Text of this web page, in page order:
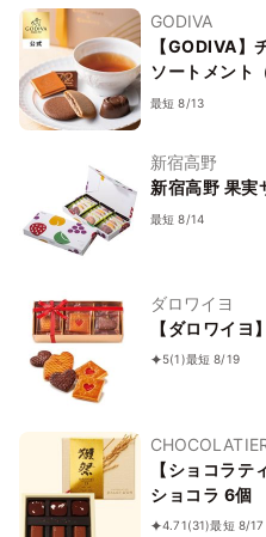
GODIVA
【GODIVA】
ソートメント
キー4枚入）
最短 8/13
新宿高野
新宿高野 果実
最短 8/14
ダロワイヨ
【ダロワイヨ
5(1)最短 8/19
【ショコラ
ショコラ 6個
4.71(31)最短 8/17